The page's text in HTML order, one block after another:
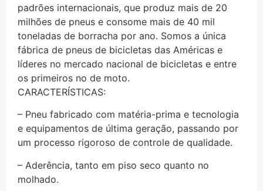
padrões internacionais, que produz mais de 20
milhões de pneus e consome mais de 40 mil
toneladas de borracha por ano. Somos a única
fábrica de pneus de bicicletas das Américas e
líderes no mercado nacional de bicicletas e entre
os primeiros no de moto.
CARACTERÍSTICAS:
– Pneu fabricado com matéria-prima e tecnologia
e equipamentos de última geração, passando por
um processo rigoroso de controle de qualidade.
– Aderência, tanto em piso seco quanto no
molhado.